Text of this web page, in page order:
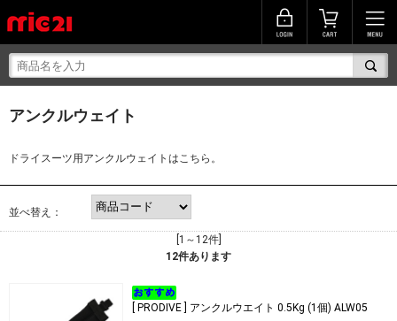
アンクルウェイト
ドライスーツ用アンクルウェイトはこちら。
並べ替え：
[1～12件]
12件あります
[ PRODIVE ] アンクルウエイト 0.5Kg (1個) ALW05